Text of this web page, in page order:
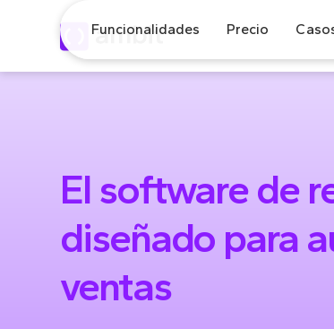
Funcionalidades Precio
El software de
diseñado para
ventas